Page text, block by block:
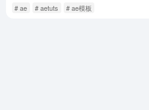
# ae # aetuts # ae模板